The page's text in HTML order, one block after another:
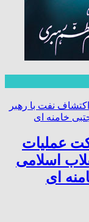
عملیات
اسلامی
ای